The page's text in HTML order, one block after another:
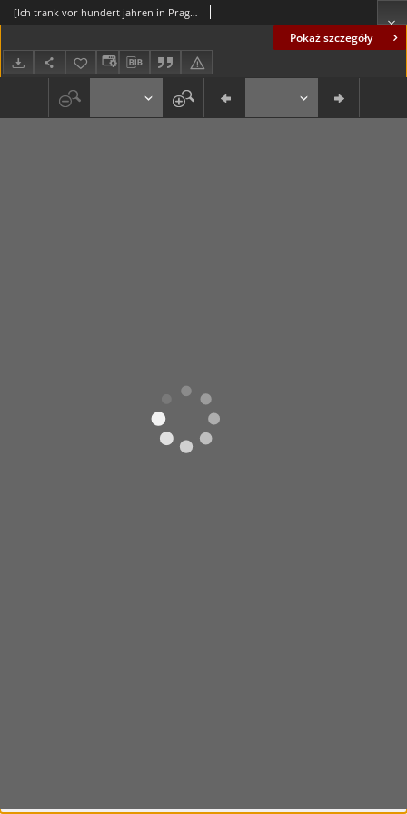
Pokaż szczegóły
[Ich trank vor hundert jahren in Prag mit dem Studenten dort Nacht und Tag..." / Przed laty setkami piłem piwo z praskimi studentami...